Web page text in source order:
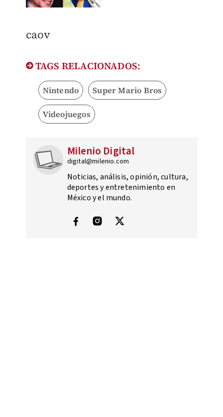
caov
TAGS RELACIONADOS:
Nintendo Super Mario Bros
Videojuegos
Milenio Digital
digital@milenio.com
Noticias, análisis, opinión, cultura,
deportes y entretenimiento en
México y el mundo.